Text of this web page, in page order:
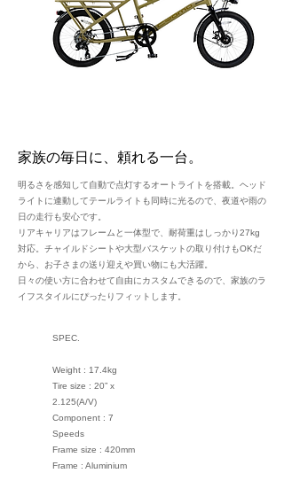
家族の毎日に、頼れる一台。
明るさを感知して自動で点灯するオートライトを搭載。ヘッド
ライトに連動してテールライトも同時に光るので、夜道や雨の
日の走行も安心です。
リアキャリアはフレームと一体型で、耐荷重はしっかり27kg
対応。チャイルドシートや大型バスケットの取り付けもOKだ
から、お子さまの送り迎えや買い物にも大活躍。
日々の使い方に合わせて自由にカスタムできるので、家族のラ
イフスタイルにぴったりフィットします。
SPEC.
Weight : 17.4kg
Tire size : 20” x
2.125(A/V)
Component : 7
Speeds
Frame size : 420mm
Frame : Aluminium